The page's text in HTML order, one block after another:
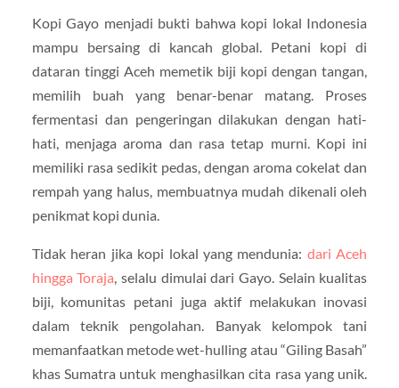
Kopi Gayo menjadi bukti bahwa kopi lokal Indonesia
mampu bersaing di kancah global. Petani kopi di
dataran tinggi Aceh memetik biji kopi dengan tangan,
memilih buah yang benar-benar matang. Proses
fermentasi dan pengeringan dilakukan dengan hati-
hati, menjaga aroma dan rasa tetap murni. Kopi ini
memiliki rasa sedikit pedas, dengan aroma cokelat dan
rempah yang halus, membuatnya mudah dikenali oleh
penikmat kopi dunia.
Tidak heran jika kopi lokal yang mendunia: dari Aceh
hingga Toraja, selalu dimulai dari Gayo. Selain kualitas
biji, komunitas petani juga aktif melakukan inovasi
dalam teknik pengolahan. Banyak kelompok tani
memanfaatkan metode wet-hulling atau “Giling Basah”
khas Sumatra untuk menghasilkan cita rasa yang unik.